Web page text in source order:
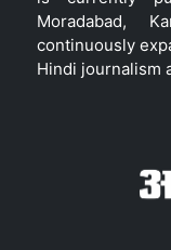
Moradabad,
continuously
Hindi journalism